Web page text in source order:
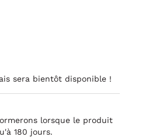
sera bientôt disponible !
lorsque le produit
180 jours.